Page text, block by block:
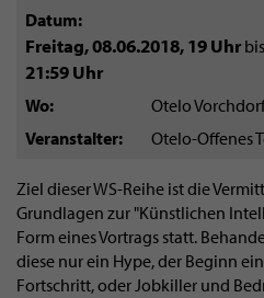
Datum
Freitag, 08.06.2018,19 Uhr bis
21:59 Uhr
Wo
Otelo
Veranstalter
Otelo-Offenes
Ziel dieser WS-Reihe ist die
Grundlagen zur "Künstlichen
Form eines Vortrags statt.
diese nur ein Hype, der Beginn
Fortschritt, oder Jobkiller und